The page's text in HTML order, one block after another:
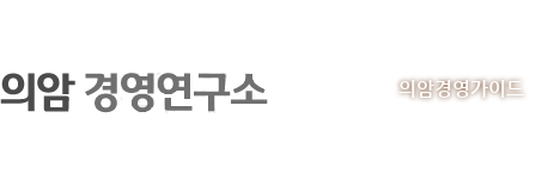
의암경영가이드